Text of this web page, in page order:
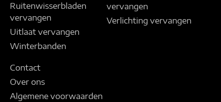
Ruitenwisserbladen
vervangen
Uitlaat vervangen
Winterbanden
vervangen
Verlichting vervangen
Contact
Over ons
Algemene voorwaarden